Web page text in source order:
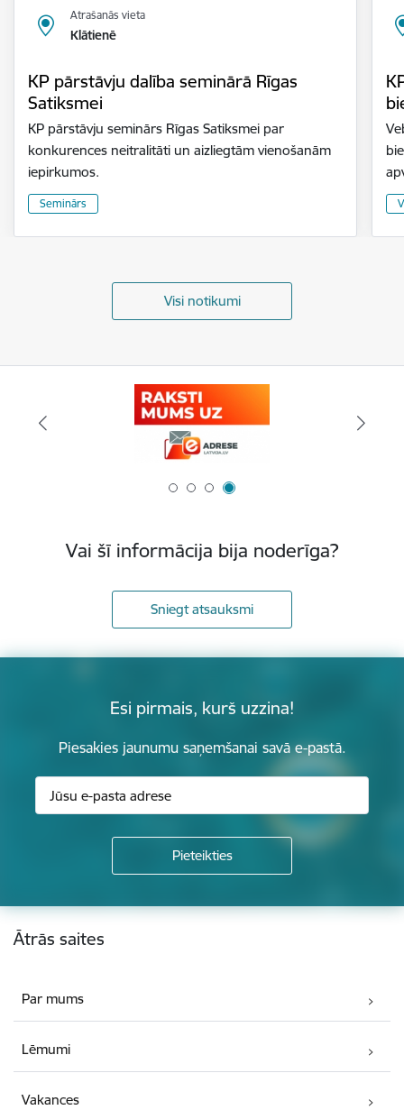
Atrašanās vieta
Klātienē
KP pārstāvju dalība seminārā Rīgas
Satiksmei
KP pārstāvju seminārs Rīgas Satiksmei par
konkurences neitralitāti un aizliegtām vienošanām
iepirkumos.
Seminārs
Visi notikumi
Vai šī informācija bija noderīga?
Sniegt atsauksmi
Esi pirmais, kurš uzzina!
Piesakies jaunumu saņemšanai savā e-pastā.
Kājene
Ātrās saites
Par mums
Lēmumi
Vakances